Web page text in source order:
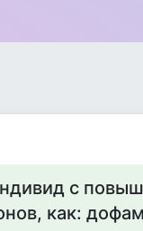
с
как: